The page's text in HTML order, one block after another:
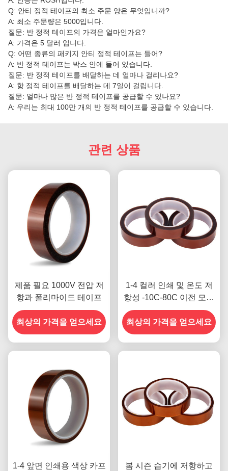
Q: 안티 정적 테이프의 최소 주문 양은 무엇입니까?
A: 최소 주문량은 5000입니다.
질문: 반 정적 테이프의 가격은 얼마인가요?
A: 가격은 5 달러 입니다.
Q: 어떤 종류의 패키지 안티 정적 테이프는 들어?
A: 반 정적 테이프는 박스 안에 들어 있습니다.
질문: 반 정적 테이프를 배달하는 데 얼마나 걸리나요?
A: 항 정적 테이프를 배달하는 데 7일이 걸립니다.
질문: 얼마나 많은 반 정적 테이프를 공급할 수 있나요?
A: 우리는 최대 100만 개의 반 정적 테이프를 공급할 수 있습니다.
관련 상품
제품 필요 1000V 전압 저
항과 폴리마이드 테이프
최상의 가격을 얻으세요
1-4 컬러 인쇄 및 온도 저
항성 -10C-80C 이전 모델
의 신용 카드 결제 방법
최상의 가격을 얻으세요
1-4 앞면 인쇄용 색상 카프
봄 시즌 습기에 저항하고